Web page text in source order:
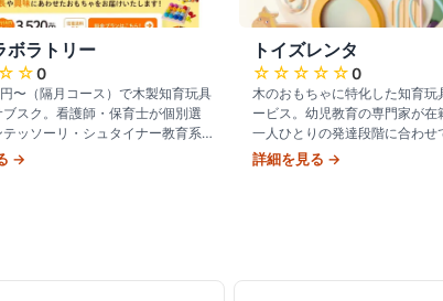
ボラトリー
0
〜（隔月コース）で木製知育玩具
ブスク。看護師・保育士が個別選
テッソーリ・シュタイナー教育系
扱う。返却期限なし・交換無制
→
トイズレンタ
☆☆☆☆☆0
木のおもちゃに特化した知育玩
ービス。幼児教育の専門家が在
一人ひとりの発達段階に合わせ
選定。初月無料で始められる。
詳細を見る →